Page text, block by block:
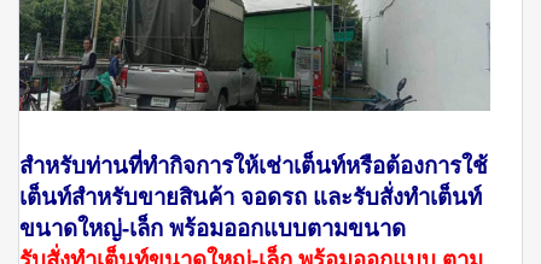
สำหรับท่านที่ทำกิจการให้เช่าเต็นท์หรือต้องการใช้
เต็นท์สำหรับขายสินค้า จอดรถ และรับสั่งทำเต็นท์
ขนาดใหญ่-เล็ก พร้อมออกแบบตามขนาด